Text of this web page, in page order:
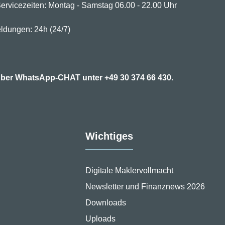
Montag - Samstag 06.00 - 22.00 Uhr
24h (24/7)
WhatsApp-CHAT unter +49 30 374 66 430.
Wichtiges
Digitale Maklervollmacht
Newsletter und Finanznews 2026
Downloads
Uploads